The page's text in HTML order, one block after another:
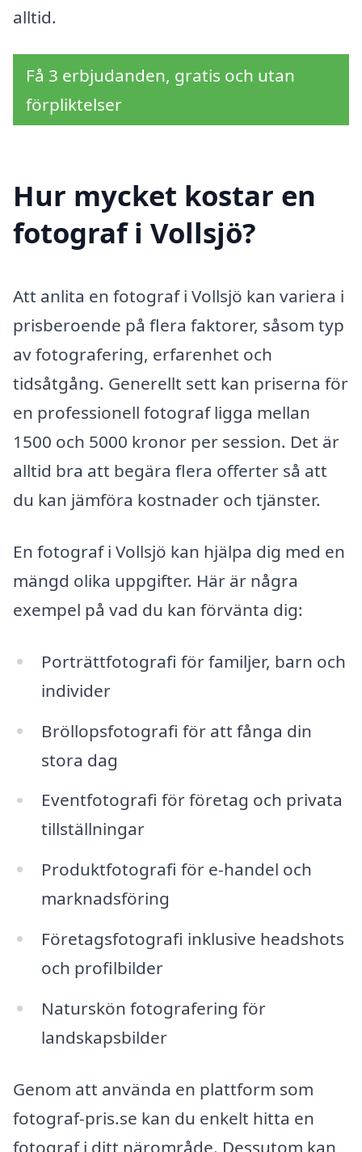
alltid.
Få 3 erbjudanden, gratis och utan
förpliktelser
Hur mycket kostar en
fotograf i Vollsjö?
Att anlita en fotograf i Vollsjö kan variera i
prisberoende på flera faktorer, såsom typ
av fotografering, erfarenhet och
tidsåtgång. Generellt sett kan priserna för
en professionell fotograf ligga mellan
1500 och 5000 kronor per session. Det är
alltid bra att begära flera offerter så att
du kan jämföra kostnader och tjänster.
En fotograf i Vollsjö kan hjälpa dig med en
mängd olika uppgifter. Här är några
exempel på vad du kan förvänta dig:
Porträttfotografi för familjer, barn och
individer
Bröllopsfotografi för att fånga din
stora dag
Eventfotografi för företag och privata
tillställningar
Produktfotografi för e-handel och
marknadsföring
Företagsfotografi inklusive headshots
och profilbilder
Naturskön fotografering för
landskapsbilder
Genom att använda en plattform som
fotograf-pris.se kan du enkelt hitta en
fotograf i ditt närområde. Dessutom kan